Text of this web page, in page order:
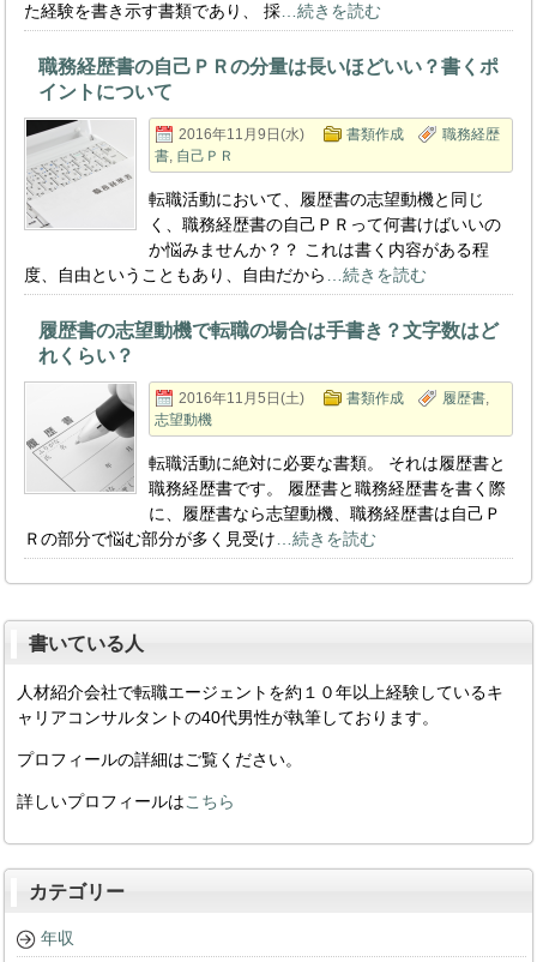
た経験を書き示す書類であり、 採 …続きを読む
職務経歴書の自己ＰＲの分量は長いほどいい？書くポ
イントについて
2016年11月9日(水) 書類作成
職務経歴
書, 自己ＰＲ
転職活動において、履歴書の志望動機と同じ
く、職務経歴書の自己ＰＲって何書けばいいの
か悩みませんか？？ これは書く内容がある程
度、自由ということもあり、自由だから
…続きを読む
履歴書の志望動機で転職の場合は手書き？文字数はど
れくらい？
2016年11月5日(土) 書類作成 履歴書,
志望動機
転職活動に絶対に必要な書類。 それは履歴書と
職務経歴書です。 履歴書と職務経歴書を書く際
に、履歴書なら志望動機、職務経歴書は自己Ｐ
Ｒの部分で悩む部分が多く見受け …続きを読む
書いている人
人材紹介会社で転職エージェントを約１０年以上経験しているキ
ャリアコンサルタントの40代男性が執筆しております。
プロフィールの詳細はご覧ください。
詳しいプロフィールはこちら
カテゴリー
年収